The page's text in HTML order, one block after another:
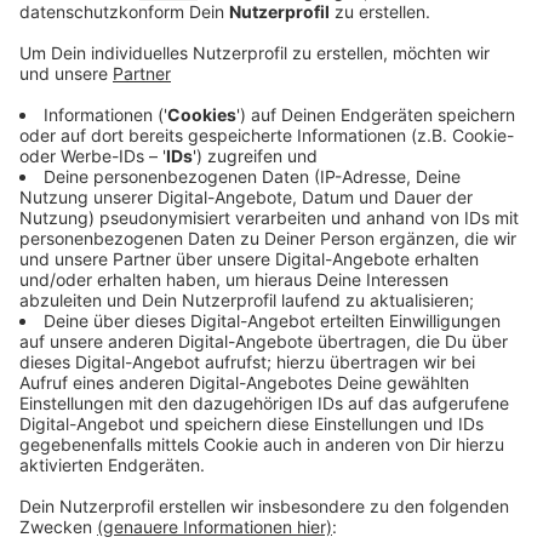
Verzögerungen gekommen. Die konnten im
herausgeholt werden, heißt es.
Veröffentlicht: Mittwoch, 18.09.2019 06:14
Anzeige
Straßen NRW geht davon aus, dass auch an den beiden
letzten Kreuzungen Metzkausener Weg und
Schöllersfeld nichts mehr dazwischen kommt. Die
L422 wird saniert und der Verkehrsfluss optimiert.
Neue und moderne Ampelanlagen sollen nach dem
Ausbau zu weniger Staus auf der Pendlerstrecke
führen. Bisher brauchen Autofahrer dort immer viel
Geduld.
Anzeige